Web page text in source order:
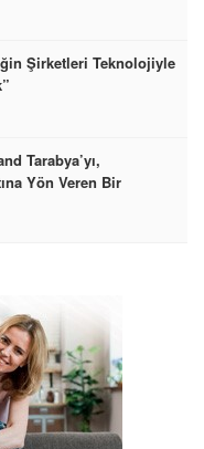
Şirketleri Teknolojiyle
Tarabya’yı,
Yön Veren Bir
Hedefliyorum”